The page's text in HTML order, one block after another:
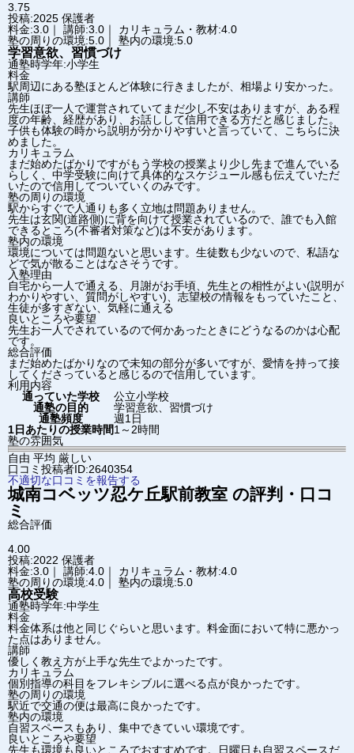
3.75
投稿:2025 保護者
料金:3.0｜ 講師:3.0｜ カリキュラム・教材:4.0
塾の周りの環境:5.0｜ 塾内の環境:5.0
学習意欲、習慣づけ
通塾時学年:小学生
料金
駅周辺にある塾ほとんど体験に行きましたが、相場より安かった。
講師
先生ほぼ一人で運営されていてまだ少し不安はありますが、ある程
度の年齢、経歴があり、お話しして信用できる方だと感じました。
子供も体験の時から説明が分かりやすいと言っていて、こちらに決
めました。
カリキュラム
まだ始めたばかりですがもう学校の授業より少し先まで進んでいる
らしく、中学受験に向けて具体的なスケジュール感も伝えていただ
いたので信用してついていくのみです。
塾の周りの環境
駅からすぐで人通りも多く立地は問題ありません。
先生は玄関(道路側)に背を向けて授業されているので、誰でも入館
できるところ(不審者対策など)は不安があります。
塾内の環境
環境については問題ないと思います。生徒数も少ないので、私語な
どで気が散ることはなさそうです。
入塾理由
自宅から一人で通える、月謝がお手頃、先生との相性がよい(説明が
わかりやすい、質問がしやすい)、志望校の情報をもっていたこと、
生徒が多すぎない、気軽に通える
良いところや要望
先生お一人でされているので何かあったときにどうなるのかは心配
です。
総合評価
まだ始めたばかりなので未知の部分が多いですが、愛情を持って接
してくださっていると感じるので信用しています。
利用内容
通っていた学校
公立小学校
通塾の目的
学習意欲、習慣づけ
通塾頻度
週1日
1日あたりの授業時間1～2時間
塾の雰囲気
自由 平均 厳しい
口コミ投稿者ID:2640354
不適切な口コミを報告する
城南コベッツ忍ケ丘駅前教室 の評判・口コ
ミ
総合評価
4.00
投稿:2022 保護者
料金:3.0｜ 講師:4.0｜ カリキュラム・教材:4.0
塾の周りの環境:4.0｜ 塾内の環境:5.0
高校受験
通塾時学年:中学生
料金
料金体系は他と同じぐらいと思います。料金面において特に悪かっ
た点はありません。
講師
優しく教え方が上手な先生でよかったです。
カリキュラム
個別指導の科目をフレキシブルに選べる点が良かったです。
塾の周りの環境
駅近で交通の便は最高に良かったです。
塾内の環境
自習スペースもあり、集中できていい環境です。
良いところや要望
先生も環境も良いところでおすすめです。日曜日も自習スペースだ